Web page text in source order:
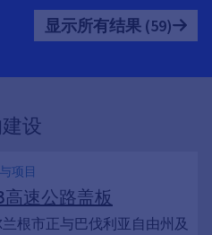
显示所有结果 (59)
设
项目
高速公路盖板
根市正与巴伐利亚自由州及